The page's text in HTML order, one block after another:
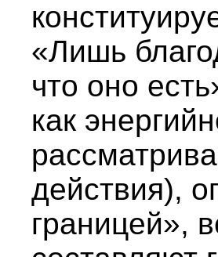
«Лишь
что оно
как
действия),
границей»,